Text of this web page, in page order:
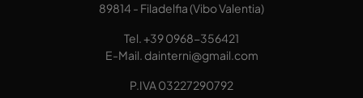
89814 - Filadelfia (Vibo Valentia)
Tel.+39 0968-356421
E-Mail. dainterni@gmail.com
P.IVA 03227290792